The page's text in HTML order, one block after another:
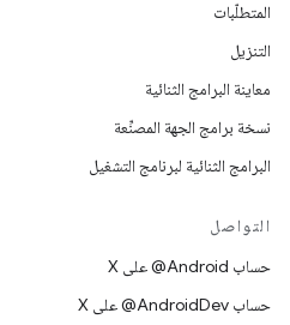
المتطلّبات
التنزيل
معاينة البرامج الثنائية
نسخة برامج الجهة المصنِّعة
البرامج الثنائية لبرنامج التشغيل
التواصل
حساب ‎@Android على X
حساب ‎@AndroidDev على X